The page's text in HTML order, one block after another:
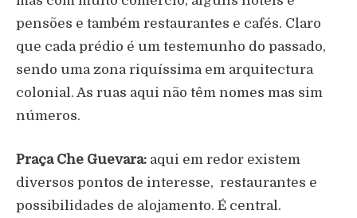
pensões e também restaurantes e cafés. Claro
que cada prédio é um testemunho do passado,
sendo uma zona riquíssima em arquitectura
colonial. As ruas aqui não têm nomes mas sim
números.
Praça Che Guevara: aqui em redor existem
diversos pontos de interesse, restaurantes e
possibilidades de alojamento. É central.